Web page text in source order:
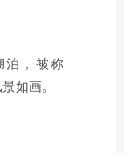
泊，被称
如画。